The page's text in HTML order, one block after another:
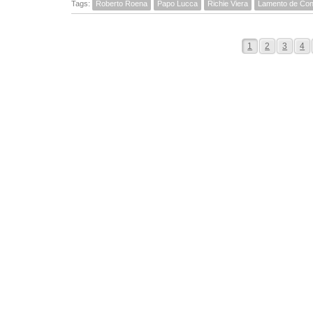
Tags: Roberto Roena Papo Lucca Richie Viera Lamento de
1 2 3 4